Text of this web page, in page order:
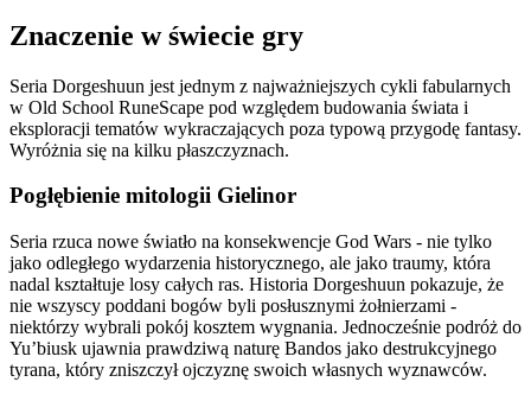
Znaczenie w świecie gry
Seria Dorgeshuun jest jednym z najważniejszych cykli fabularnych
w Old School RuneScape pod względem budowania świata i
eksploracji tematów wykraczających poza typową przygodę fantasy.
Wyróżnia się na kilku płaszczyznach.
Pogłębienie mitologii Gielinor
Seria rzuca nowe światło na konsekwencje God Wars - nie tylko
jako odległego wydarzenia historycznego, ale jako traumy, która
nadal kształtuje losy całych ras. Historia Dorgeshuun pokazuje, że
nie wszyscy poddani bogów byli posłusznymi żołnierzami -
niektórzy wybrali pokój kosztem wygnania. Jednocześnie podróż do
Yu’biusk ujawnia prawdziwą naturę Bandos jako destrukcyjnego
tyrana, który zniszczył ojczyznę swoich własnych wyznawców.